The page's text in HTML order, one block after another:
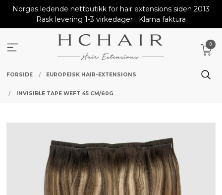
Norges ledende nettbutikk for hair extensions siden 2013
Rask levering 1-3 virkedager
Klarna faktura
0
FORSIDE EUROPEISK HAIR-EXTENSIONS
INVISIBLE TAPE WEFT 45 CM/60G